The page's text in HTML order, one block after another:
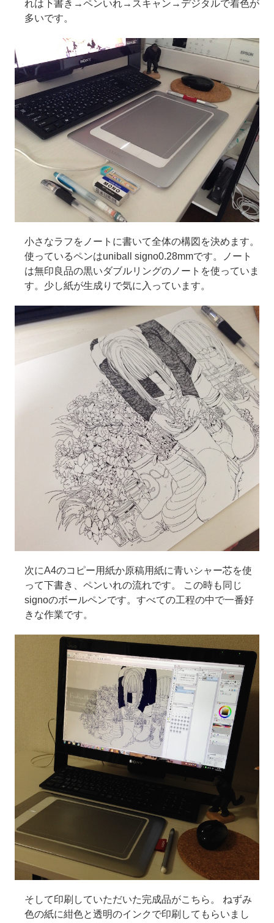
れは下書き→ペンいれ→スキャン→デジタルで着色が
多いです。
小さなラフをノートに書いて全体の構図を決めます。
使っているペンはuniball signo0.28mmです。ノート
は無印良品の黒いダブルリングのノートを使っていま
す。少し紙が生成りで気に入っています。
次にA4のコピー用紙か原稿用紙に青いシャー芯を使
って下書き、ペンいれの流れです。 この時も同じ
signoのボールペンです。すべての工程の中で一番好
きな作業です。
そして印刷していただいた完成品がこちら。 ねずみ
色の紙に紺色と透明のインクで印刷してもらいまし